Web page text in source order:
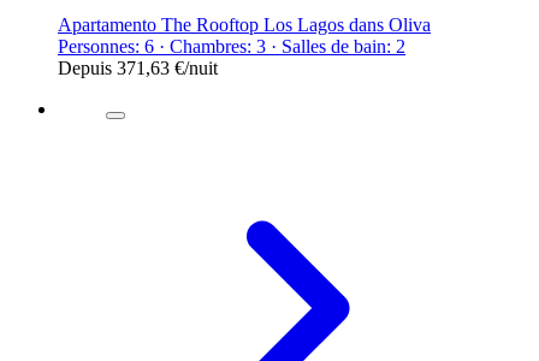
Apartamento The Rooftop Los Lagos dans Oliva
Personnes: 6 · Chambres: 3 · Salles de bain: 2
Depuis 371,63 €/nuit